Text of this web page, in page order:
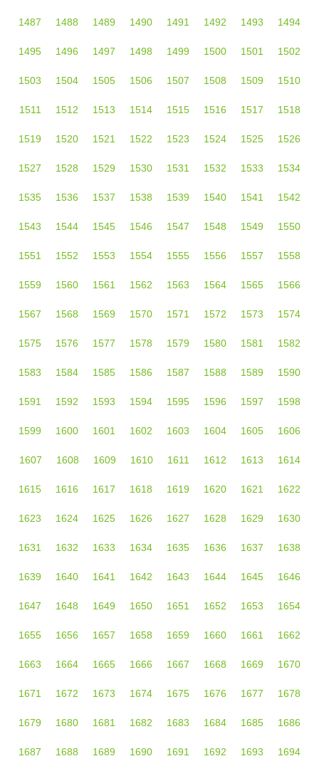
1487 1488 1489 1490 1491 1492 1493 1494
1495 1496 1497 1498 1499 1500 1501 1502
1503 1504 1505 1506 1507 1508 1509 1510
1511 1512 1513 1514 1515 1516 1517 1518
1519 1520 1521 1522 1523 1524 1525 1526
1527 1528 1529 1530 1531 1532 1533 1534
1535 1536 1537 1538 1539 1540 1541 1542
1543 1544 1545 1546 1547 1548 1549 1550
1551 1552 1553 1554 1555 1556 1557 1558
1559 1560 1561 1562 1563 1564 1565 1566
1567 1568 1569 1570 1571 1572 1573 1574
1575 1576 1577 1578 1579 1580 1581 1582
1583 1584 1585 1586 1587 1588 1589 1590
1591 1592 1593 1594 1595 1596 1597 1598
1599 1600 1601 1602 1603 1604 1605 1606
1607 1608 1609 1610 1611 1612 1613 1614
1615 1616 1617 1618 1619 1620 1621 1622
1623 1624 1625 1626 1627 1628 1629 1630
1631 1632 1633 1634 1635 1636 1637 1638
1639 1640 1641 1642 1643 1644 1645 1646
1647 1648 1649 1650 1651 1652 1653 1654
1655 1656 1657 1658 1659 1660 1661 1662
1663 1664 1665 1666 1667 1668 1669 1670
1671 1672 1673 1674 1675 1676 1677 1678
1679 1680 1681 1682 1683 1684 1685 1686
1687 1688 1689 1690 1691 1692 1693 1694